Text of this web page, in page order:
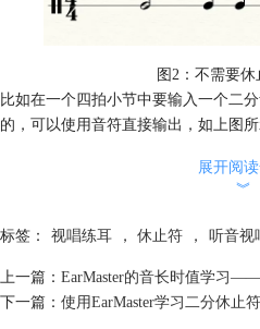
图2：不需要
比如在一个四拍小节中要输入一个二
的，可以使用音符直接输出，如上图所
图3：需要休
但如果要使一个二分音符在四拍小结
展开阅
︾
标签： 视唱练耳 ， 休止符 ， 听音视
上一篇： EarMaster的音长时值学习
下一篇： 使用EarMaster学习二分休止符